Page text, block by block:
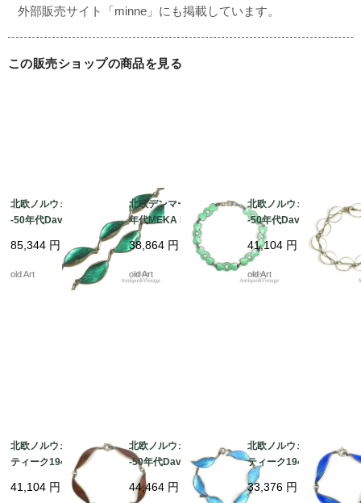
ますのでお気軽にご利用ください。
この販売ショップの商品を見る
北欧ノルウェー製1940
-50年代David Anderse
n七宝焼エナメル装飾シ
ルバー銀製リーフネッ
クレス【M-15334】@
85,344 円
old Art
北欧デンマーク製1960
年代MEKA Reklameg
averハート・リボンエ
ナメルブレスレット
【SILVER925】【18c
m】【N-22429】 @
38,864 円
old Art
北欧ノルウェー製1940
-50年代David Anderse
n七宝焼エナメル装飾シ
ルバー銀製リーフブレ
スレット【18.5cm】
【N-22229】 @
41,104 円
old Art
北欧ノルウェー製アン
ティーク1940-50年代A
ksel Holmsen銀細工エ
ナメルシルバー銀製リ
41,104 円
北欧ノルウェー製1940
-50年代David Anderse
n七宝焼エナメル装飾シ
ルバー銀製リーフブレ
44,464 円
北欧ノルウェー製アン
ティーク1940-50年代A
ksel Holmsen銀細工エ
ナメルシルバー銀製リ
33,376 円